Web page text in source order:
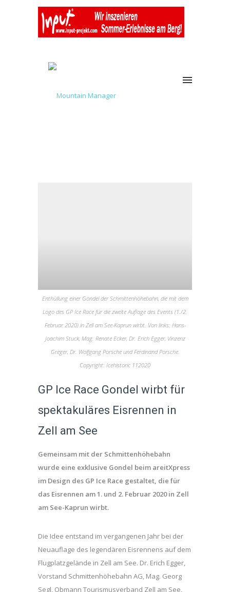
Enthüllung einer Gondel der Schmittenhöhebahn, die mit dem
Logo des GP Ice Race für die zweite Auflage des Events (1./2.
Februar 2020) in Zell am See-Kaprun wirbt. Von links: Hans-
Joachim Stuck, Mag. Renate Ecker, Dr. Erich Egger, Vinzenz
Greger, Dr. Wolfgang Porsche und Ferdinand Porsche.
Copyright: Icehistoric 112020
GP Ice Race Gondel wirbt für
spektakuläres Eisrennen in
Zell am See
Gemeinsam mit der Schmittenhöhebahn
wurde eine exklusive Gondel beim areitXpress
im Design des GP Ice Race gestaltet, die für
das Eisrennen am 1. und 2. Februar 2020 in Zell
am See-Kaprun wirbt.
Die Idee entstand im vergangenen Jahr bei der
Neuauflage des legendären Eisrennens auf dem
Flugplatzgelände in Zell am See. Dr. Erich Egger,
Vorstand Schmittenhöhebahn AG, Mag. Georg
Segl, Obmann Tourismusverband Zell am See,